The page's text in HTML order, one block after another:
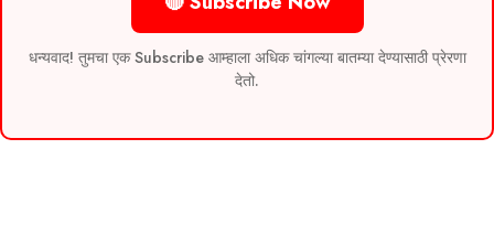
धन्यवाद! तुमचा एक Subscribe आम्हाला अधिक चांगल्या बातम्या देण्यासाठी प्रेरणा
देतो.